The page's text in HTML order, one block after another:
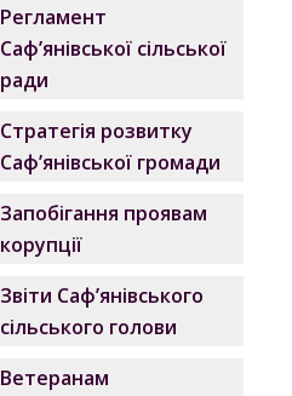
Регламент
Саф’янівської сільської
ради
Стратегія розвитку
Саф’янівської громади
Запобігання проявам
корупції
Звіти Саф’янівського
сільського голови
Ветеранам